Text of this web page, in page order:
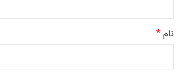
نام*